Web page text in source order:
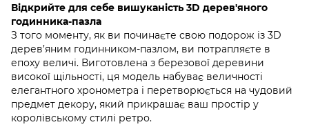
Відкрийте для себе вишуканість 3D дерев'яного
годинника-пазла
З того моменту, як ви починаєте свою подорож із 3D
дерев’яним годинником-пазлом, ви потрапляєте в
епоху величі. Виготовлена ​​з березової деревини
високої щільності, ця модель набуває величності
елегантного хронометра і перетворюється на чудовий
предмет декору, який прикрашає ваш простір у
королівському стилі ретро.